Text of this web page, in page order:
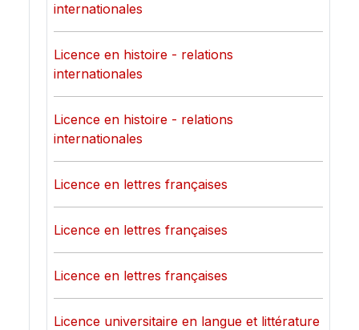
internationales
Licence en histoire - relations
internationales
Licence en histoire - relations
internationales
Licence en lettres françaises
Licence en lettres françaises
Licence en lettres françaises
Licence universitaire en langue et littérature